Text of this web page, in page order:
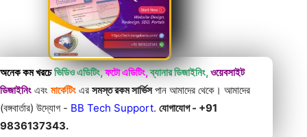
অনেক কম খরচে ভিডিও এডিটিং,ফটো এডিটিং,ব্যানার ডিজাইনিং,ওয়েবসাইট
ডিজাইনিং এবং মার্কেটিং এর সমস্ত রকম সার্ভিসপান আমাদের থেকে। আমাদের
(বঙ্গবার্তার) উদ্যোগ - BB Tech Support. যোগাযোগ - +91
9836137343.